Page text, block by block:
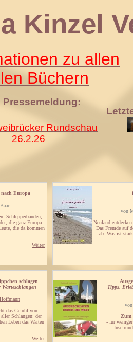
zu allen
Büchern
Pressemeldung:
Rundschau
26.2.26
nach Europa
Schlepperbanden,
die ganz Europa
die da kommen
Weiter
von
Neuland
Das Fremde auf
ab. Was ist
schlagen
das Gefühl von
Schlangen: der
Leben das Warten
Weiter
Tipps,
von
Zum
- für